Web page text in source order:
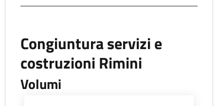
Congiuntura servizi e
costruzioni Rimini
Volumi